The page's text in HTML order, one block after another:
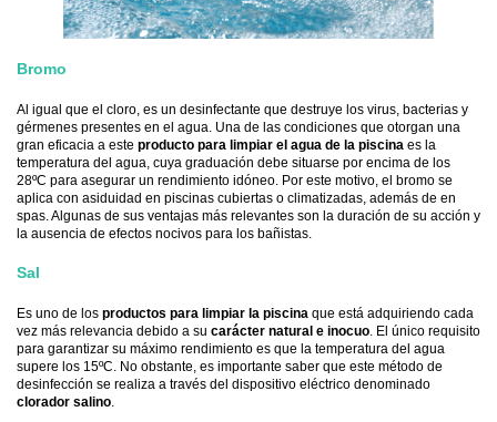
Bromo
Al igual que el cloro, es un desinfectante que destruye los virus, bacterias y
gérmenes presentes en el agua. Una de las condiciones que otorgan una
gran eficacia a este producto para limpiar el agua de la piscina es la
temperatura del agua, cuya graduación debe situarse por encima de los
28ºC para asegurar un rendimiento idóneo. Por este motivo, el bromo se
aplica con asiduidad en piscinas cubiertas o climatizadas, además de en
spas. Algunas de sus ventajas más relevantes son la duración de su acción y
la ausencia de efectos nocivos para los bañistas.
Sal
Es uno de los productos para limpiar la piscina que está adquiriendo cada
vez más relevancia debido a su carácter natural e inocuo. El único requisito
para garantizar su máximo rendimiento es que la temperatura del agua
supere los 15ºC. No obstante, es importante saber que este método de
desinfección se realiza a través del dispositivo eléctrico denominado
clorador salino.